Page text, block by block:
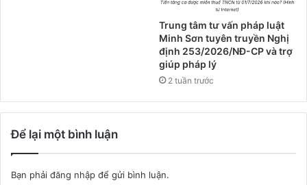
Trung tâm tư vấn pháp luật
Minh Sơn tuyên truyền Nghị
định 253/2026/NĐ-CP và trợ
giúp pháp lý
2 tuần trước
Để lại một bình luận
Bạn phải đăng nhập để gửi bình luận.